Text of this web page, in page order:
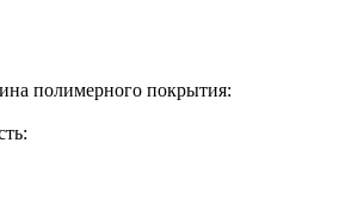
полимерного покрытия: